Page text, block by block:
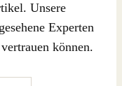
Unsere
Experten
können.